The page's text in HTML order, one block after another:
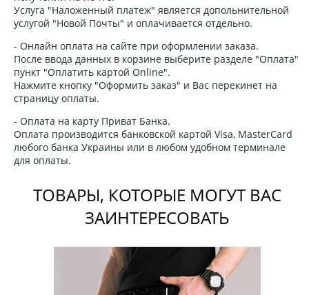
Услуга "Наложенный платеж" является допольнительной
услугой "Новой Почты" и оплачивается отдельно.
- Онлайн оплата на сайте при оформлении заказа.
После ввода данных в корзине выберите разделе "Оплата"
пункт "Оплатить картой Online".
Нажмите кнопку "Оформить заказ" и Вас перекинет на
страницу оплаты.
- Оплата на карту Приват Банка.
Оплата производится банковской картой Visa, MasterCard
любого банка Украины или в любом удобном терминале
для оплаты.
ТОВАРЫ, КОТОРЫЕ МОГУТ ВАС
ЗАИНТЕРЕСОВАТЬ